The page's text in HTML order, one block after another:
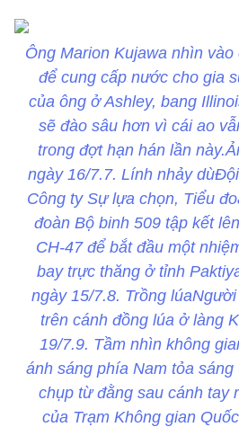
Ông Marion Kujawa nhìn
để cung cấp nước cho gia
của ông ở Ashley, bang
sẽ đào sâu hơn vì cái ao
trong đợt hạn hán lần
ngày 16/7.7. Lính nhảy
Công ty Sự lựa chọn, Tiểu
đoàn Bộ binh 509 tập kết
CH-47 để bắt đầu một
bay trực thăng ở tỉnh
ngày 15/7.8. Trồng
trên cánh đồng lúa ở làng
19/7.9. Tầm nhìn không
ánh sáng phía Nam tỏa
chụp từ đằng sau cánh tay
của Trạm Không gian